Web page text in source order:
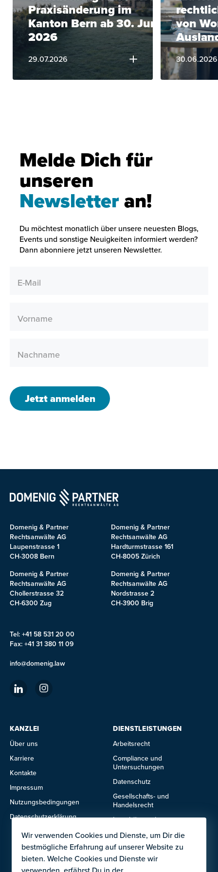
Praxisänderung im
Kanton Bern ab 30. Juni
2026
29.07.2026
von
30.06.2026
Melde Dich für
unseren
Newsletteran!
Du möchtest monatlich über unsere neuesten Blogs,
Events und sonstige Neuigkeiten informiert werden?
Dann abonniere jetzt unseren Newsletter.
E-Mail
Vorname
Nachname
Jetzt anmelden
Domenig & Partner
Rechtsanwälte AG
Laupenstrasse 1
CH-3008 Bern
Domenig & Partner
Rechtsanwälte AG
Hardturmstrasse 161
CH-8005 Zürich
Domenig & Partner
Rechtsanwälte AG
Chollerstrasse 32
CH-6300 Zug
Domenig & Partner
Rechtsanwälte AG
Nordstrasse 2
CH-3900 Brig
Tel: +41 58 531 20 00
Fax: +41 31 380 11 09
info@domenig.law
KANZLEI
Über uns
Karriere
Kontakte
Impressum
Nutzungsbedingungen
Datenschutzerklärung
DIENSTLEISTUNGEN
Arbeitsrecht
Compliance und
Untersuchungen
Datenschutz
Gesellschafts- und
Handelsrecht
Immobilienrecht
IT- und Technologierecht
Mietrecht
Wir verwenden Cookies und Dienste, um Dir die
bestmögliche Erfahrung auf unserer Website zu
bieten. Welche Cookies und Dienste wir